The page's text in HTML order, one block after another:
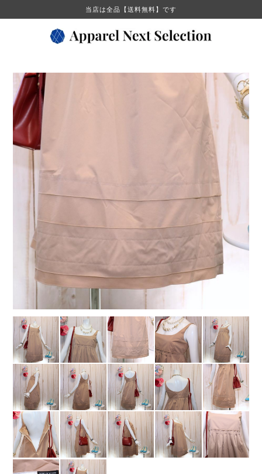
当店は全品【送料無料】です